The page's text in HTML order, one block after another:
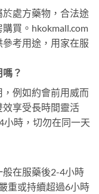
處方藥物，合法途
買。hkokmall.com
考用途，用家在服
？
例如約會前用威而
享受長時間靈活
時，切勿在同一天
在服藥後2-4小時
重或持續超過6小時